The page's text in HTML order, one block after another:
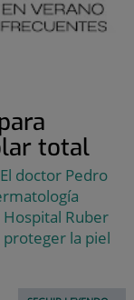
total
doctor Pedro
Ruber
proteger la piel